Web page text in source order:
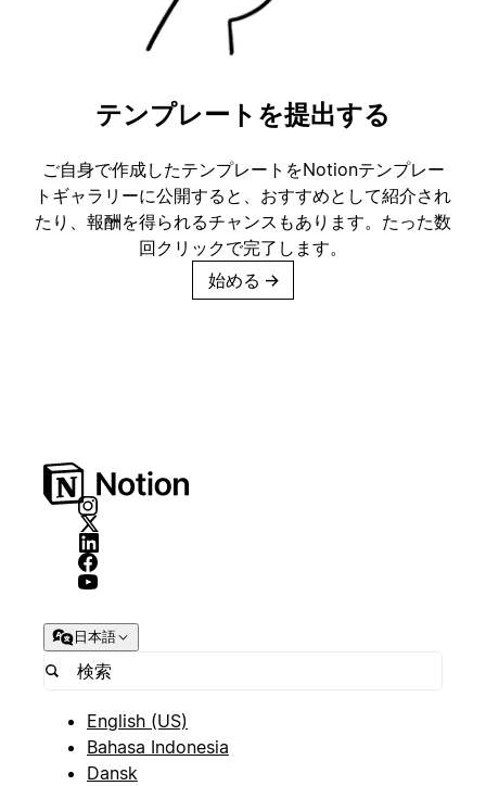
テンプレートを提出する
ご自身で作成したテンプレートをNotionテンプレー
トギャラリーに公開すると、おすすめとして紹介され
たり、報酬を得られるチャンスもあります。たった数
回クリックで完了します。
始める →
日本語
English (US)
Bahasa Indonesia
Dansk